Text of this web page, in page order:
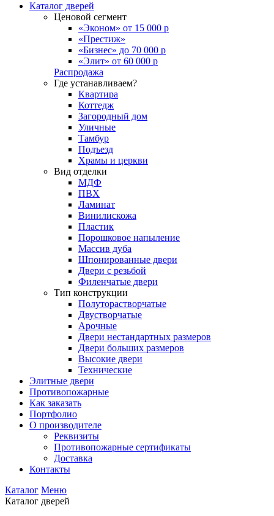
Каталог дверей
Ценовой сегмент
«Эконом» от 15 000 р
«Престиж»
«Бизнес» до 70 000 р
«Элит» от 60 000 р
Распродажа
Где устанавливаем?
Квартира
Коттедж
Загородный дом
Уличные
Тамбур
Подъезд
Храмы и церкви
Вид отделки
МДФ
ПВХ
Ламинат
Винилискожа
Пластик
Порошковое напыление
Массив дуба
Шпонированные двери
Двери с резьбой
Филенчатые двери
Тип конструкции
Полуторастворчатые
Двустворчатые
Арочные
Двери нестандартных размеров
Двери больших размеров
Высокие двери
Технические
Элитные двери
Противопожарные
Как заказать
Портфолио
О производителе
Реквизиты
Противопожарные сертификаты
Доставка
Контакты
Каталог Меню
Каталог дверей